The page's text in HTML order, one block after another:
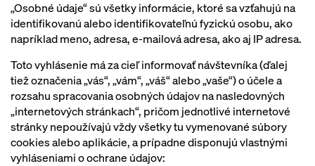
„Osobné údaje“ sú všetky informácie, ktoré sa vzťahujú na
identifikovanú alebo identifikovateľnú fyzickú osobu, ako
napríklad meno, adresa, e-mailová adresa, ako aj IP adresa.
Toto vyhlásenie má za cieľ informovať návštevníka (ďalej
tiež označenia „vás“, „vám“, „váš“ alebo „vaše“) o účele a
rozsahu spracovania osobných údajov na nasledovných
„internetových stránkach“, pričom jednotlivé internetové
stránky nepoužívajú vždy všetky tu vymenované súbory
cookies alebo aplikácie, a prípadne disponujú vlastnými
vyhláseniami o ochrane údajov: